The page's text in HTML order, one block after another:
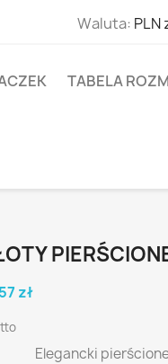
Waluta: PLN
TABELA
zł
Elegancki